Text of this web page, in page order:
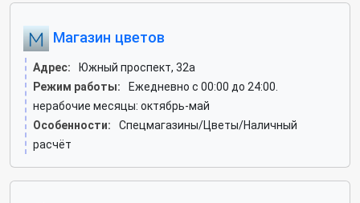
Магазин цветов
Адрес:
Южный проспект, 32а
Режим работы:
Ежедневно с 00:00 до 24:00.
нерабочие месяцы: октябрь-май
Особенности:
Спецмагазины/Цветы/Наличный
расчёт